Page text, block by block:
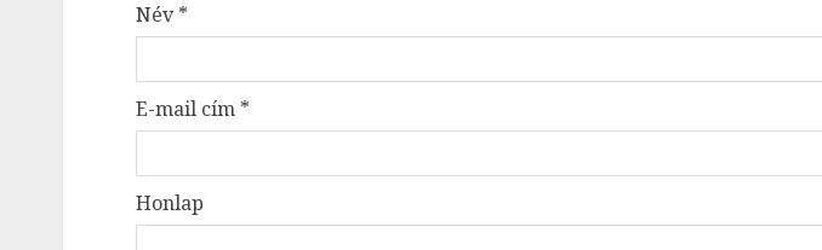
Név*
E-mail cím *
Honlap